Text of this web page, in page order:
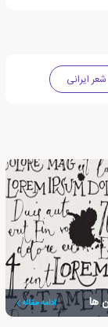
شعر ایرانی
ها ادامه مقاله